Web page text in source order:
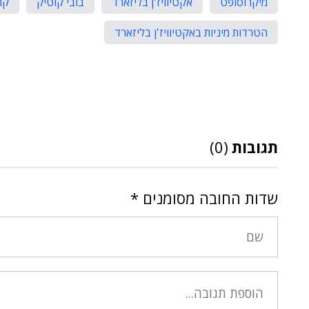
הטרדות מיניות באקטיוויז'ן בליזארד
תגובות (0)
שדות החובה מסומנים *